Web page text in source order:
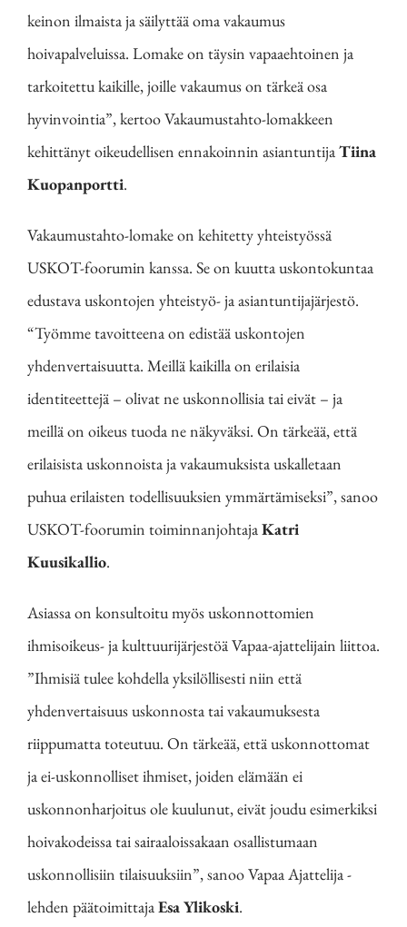
keinon ilmaista ja säilyttää oma vakaumus
hoivapalveluissa. Lomake on täysin vapaaehtoinen ja
tarkoitettu kaikille, joille vakaumus on tärkeä osa
hyvinvointia”, kertoo Vakaumustahto-lomakkeen
kehittänyt oikeudellisen ennakoinnin asiantuntijaTiina
Kuopanportti.
Vakaumustahto-lomake on kehitetty yhteistyössä
USKOT-foorumin kanssa. Se on kuutta uskontokuntaa
edustava uskontojen yhteistyö- ja asiantuntijajärjestö.
“Työmme tavoitteena on edistää uskontojen
yhdenvertaisuutta. Meillä kaikilla on erilaisia
identiteettejä – olivat ne uskonnollisia tai eivät – ja
meillä on oikeus tuoda ne näkyväksi. On tärkeää, että
erilaisista uskonnoista ja vakaumuksista uskalletaan
puhua erilaisten todellisuuksien ymmärtämiseksi”, sanoo
USKOT-foorumin toiminnanjohtajaKatri
Kuusikallio.
Asiassa on konsultoitu myös uskonnottomien
ihmisoikeus- ja kulttuurijärjestöä Vapaa-ajattelijain liittoa.
”Ihmisiä tulee kohdella yksilöllisesti niin että
yhdenvertaisuus uskonnosta tai vakaumuksesta
riippumatta toteutuu. On tärkeää, että uskonnottomat
ja ei-uskonnolliset ihmiset, joiden elämään ei
uskonnonharjoitus ole kuulunut, eivät joudu esimerkiksi
hoivakodeissa tai sairaaloissakaan osallistumaan
uskonnollisiin tilaisuuksiin”, sanoo Vapaa Ajattelija -
lehden päätoimittajaEsa Ylikoski.